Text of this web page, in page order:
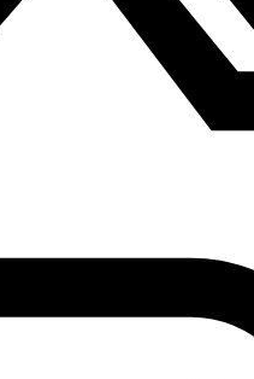
De forma
de Oriente Medio
dictadores,
nuevas tecnologías,
complejos procesos
portaban las primaveras
la mano de la
derivas autoritarias y las
de de los discursos